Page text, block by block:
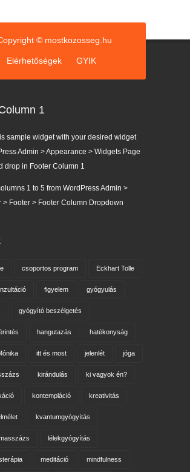
© mostkozosseg.hu
Elérhetőségek GYIK
1
sample widget with your desired widget
Admin > Appearance > Widgets Page
drop in Footer Column 1
1 to 5 from WordPress Admin >
> Footer > Footer Column Dropdown
csoportos program Eckhart Tolle
figyelem gyógyulás
gyógyító beszélgetés
hangutazás hatékonyság
itt és most jelenlét jóga
kirándulás ki vagyok én?
kontempláció kreativitás
kvantumgyógyítás
lélekgyógyítás
meditáció mindfulness